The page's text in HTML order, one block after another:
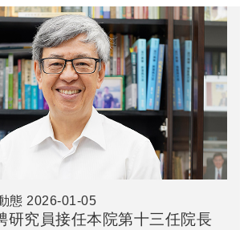
態 2026-01-05
研究員接任本院第十三任院長